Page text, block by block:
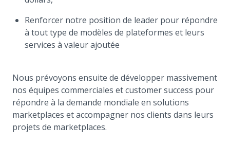
Renforcer notre position de leader pour répondre
à tout type de modèles de plateformes et leurs
services à valeur ajoutée
Nous prévoyons ensuite de développer massivement
nos équipes commerciales et customer success pour
répondre à la demande mondiale en solutions
marketplaces et accompagner nos clients dans leurs
projets de marketplaces.